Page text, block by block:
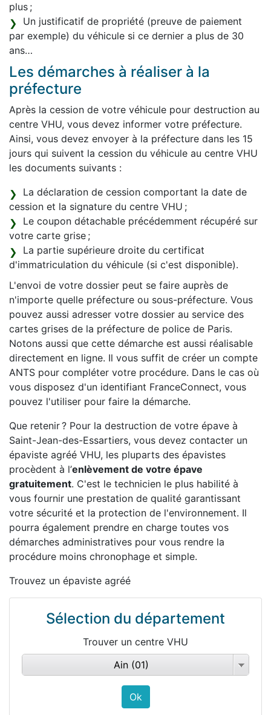
plus ;
Un justificatif de propriété (preuve de paiement
par exemple) du véhicule si ce dernier a plus de 30
ans…
Les démarches à réaliser à la
préfecture
Après la cession de votre véhicule pour destruction au
centre VHU, vous devez informer votre préfecture.
Ainsi, vous devez envoyer à la préfecture dans les 15
jours qui suivent la cession du véhicule au centre VHU
les documents suivants :
La déclaration de cession comportant la date de
cession et la signature du centre VHU ;
Le coupon détachable précédemment récupéré sur
votre carte grise ;
La partie supérieure droite du certificat
d'immatriculation du véhicule (si c'est disponible).
L'envoi de votre dossier peut se faire auprès de
n'importe quelle préfecture ou sous-préfecture. Vous
pouvez aussi adresser votre dossier au service des
cartes grises de la préfecture de police de Paris.
Notons aussi que cette démarche est aussi réalisable
directement en ligne. Il vous suffit de créer un compte
ANTS pour compléter votre procédure. Dans le cas où
vous disposez d'un identifiant FranceConnect, vous
pouvez l'utiliser pour faire la démarche.
Que retenir ? Pour la destruction de votre épave à
Saint-Jean-des-Essartiers, vous devez contacter un
épaviste agréé VHU, les pluparts des épavistes
procèdent à l’enlèvement de votre épave
gratuitement. C'est le technicien le plus habilité à
vous fournir une prestation de qualité garantissant
votre sécurité et la protection de l'environnement. Il
pourra également prendre en charge toutes vos
démarches administratives pour vous rendre la
procédure moins chronophage et simple.
Trouvez un épaviste agréé
Sélection du département
Trouver un centre VHU
Ain (01)